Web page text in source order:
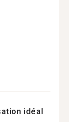
idéal